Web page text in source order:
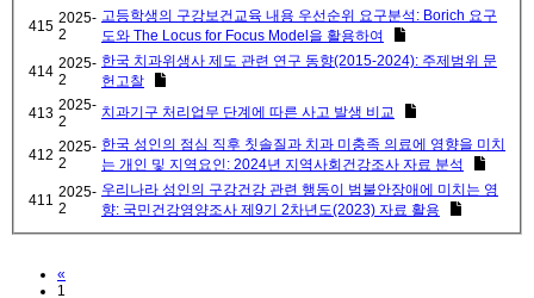
415 2025-
2
고등학생의 구강보건교육 내용 우선순위 요구분석: Borich 요구
도와 The Locus for Focus Model을 활용하여
414 2025-
2
한국 치과위생사 제도 관련 연구 동향(2015-2024): 주제범위 문
헌고찰
413 2025-
2
치과기구 처리업무 단계에 따른 사고 발생 비교
412 2025-
2
한국 성인의 점심 직후 칫솔질과 치과 미충족 의료에 영향을 미치
는 개인 및 지역요인: 2024년 지역사회건강조사 자료 분석
411 2025-
2
우리나라 성인의 구강건강 관련 행동이 범불안장애에 미치는 영
향: 국민건강영양조사 제9기 2차년도(2023) 자료 활용
«
1